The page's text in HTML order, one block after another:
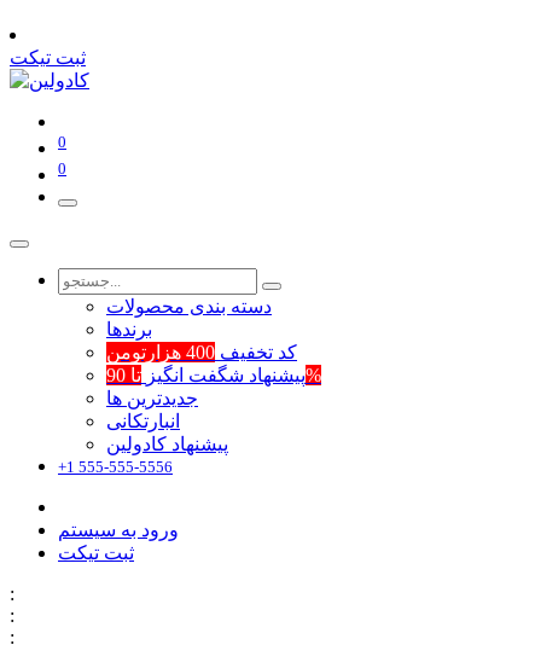
ثبت تیکت
0
0
دسته بندی محصولات
برند‌ها
کد تخفیف 400 هزارتومن
پیشنهاد شگفت انگیزتا 90%
جدیدترین ها
انبارتکانی
پیشنهاد کادولین
+1 555-555-5556
ورود به سیستم
ثبت تیکت
:
:
: